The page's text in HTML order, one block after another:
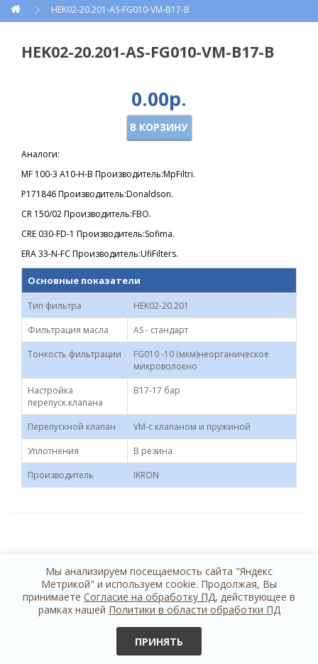
HEK02-20.201-AS-FG010-VM-B17-B
HEK02-20.201-AS-FG010-VM-B17-B
0.00р.
В КОРЗИНУ
Аналоги:
MF 100-3 A10-H-B Производитель:MpFiltri.
P171846 Производитель:Donaldson.
CR 150/02 Производитель:FBO.
CRE 030-FD-1 Производитель:Sofima.
ERA 33-N-FC Производитель:UfiFilters.
Основные показатели
Тип фильтра
HEK02-20.201
Фильтрация масла
AS - стандарт
Тонкость фильтрации
FG010 -10 (мкм)неорганическое
микроволокно
Настройка
перепуск.клапана
B17-17 бар
Перепускной клапан
VM-с клапаном и пружиной
Уплотнения
B резина
Производитель
IKRON
+7 812 614 44 24
Мы анализируем посещаемость сайта "Яндекс
Метрикой" и используем cookie. Продолжая, Вы
принимаете Согласие на обработку ПД, действующее в
рамках нашей Политики в области обработки ПД
ПРИНЯТЬ